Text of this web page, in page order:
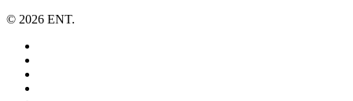
© 2026 ENT.